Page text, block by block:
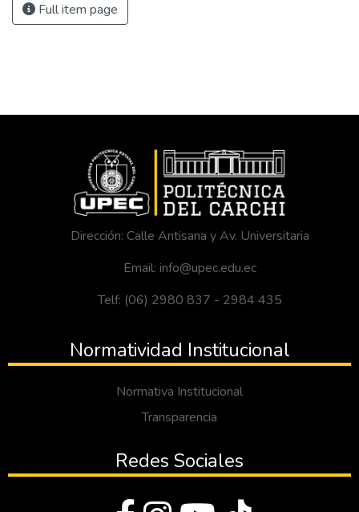
Full item page
Dirección: Calle Antisana y Av. Universitaria
Email: info@upec.edu.ec
Telf: (06) 2980 837 - 2984 435
Normatividad Institucional
Normativa Institucional
Transparencia
Redes Sociales